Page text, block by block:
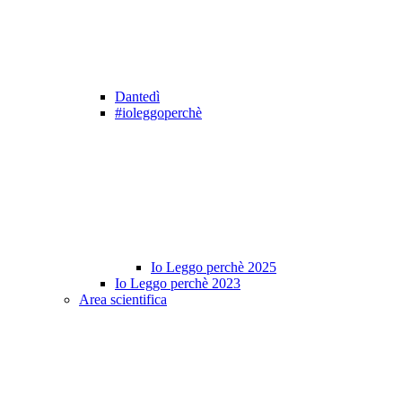
Dantedì
#ioleggoperchè
Io Leggo perchè 2025
Io Leggo perchè 2023
Area scientifica